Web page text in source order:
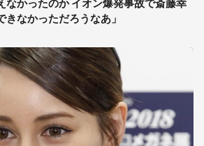
なかったのか イオン爆発事故で斎藤幸
なかっただろうなあ」